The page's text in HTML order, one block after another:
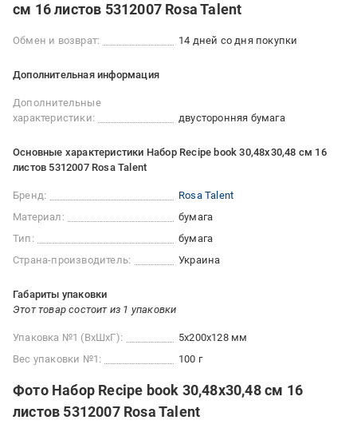
см 16 листов 5312007 Rosa Talent
Обмен и возврат: 14 дней со дня покупки
Дополнительная информация
Дополнительные
характеристики:
двусторонняя бумага
Основные характеристики Набор Recipe book 30,48х30,48 см 16
листов 5312007 Rosa Talent
Бренд:
Rosa Talent
Материал:
бумага
Тип:
бумага
Страна-производитель:
Украина
Габариты упаковки
Этот товар состоит из 1 упаковки
Упаковка №1 (ВхШхГ):
5x200x128 мм
Вес упаковки №1:
100 г
Фото Набор Recipe book 30,48х30,48 см 16
листов 5312007 Rosa Talent